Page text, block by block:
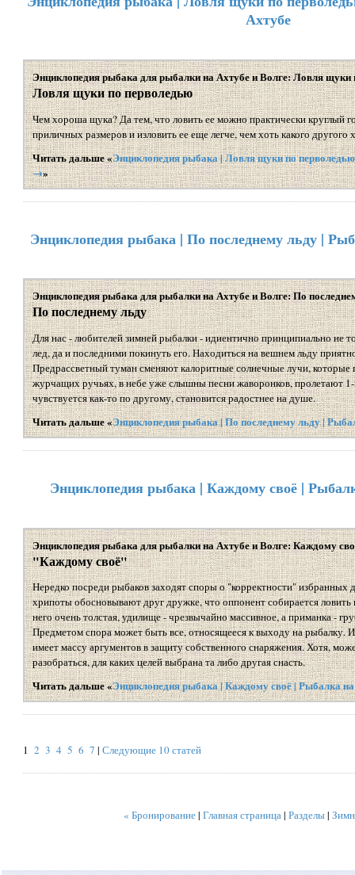
Ахтубе
Энциклопедия рыбака для рыбалки на Ахтубе и Волге: Ловля щуки
Ловля щуки по перволедью
Чем хороша щука? Да тем, что ловить ее можно практически круглый
приличных размеров и изловить ее еще легче, чем хоть какого другого
Читать дальше «Энциклопедия рыбака | Ловля щуки по
→»
Энциклопедия рыбака | По последнему льду |
Энциклопедия рыбака для рыбалки на Ахтубе и Волге: По
По последнему льду
Для нас - любителей зимней рыбалки - идиентично принципиально не
лед, да и последними покинуть его. Находиться на вешнем льду
Предрассветный туман сменяют калоритные солнечные лучи, которые
журчащих ручьях, в небе уже слышны песни жаворонков, пролетают
чувствуется как-то по другому, становится радостнее на душе.
Читать дальше «Энциклопедия рыбака | По последнему льду |
Энциклопедия рыбака | Каждому своё |
Энциклопедия рыбака для рыбалки на Ахтубе и Волге: Каждому
"Каждому своё"
Нередко посреди рыбаков заходят споры о "корректности" избранных
хрипоты обосновывают друг дружке, что оппонент собирается ловить
него очень толстая, удилище - чрезвычайно массивное, а приманка -
Предметом спора может быть все, относящееся к выходу на рыбалку.
имеет массу аргументов в защиту собственного снаряжения. Хотя,
разобраться, для каких целей выбрана та либо другая снасть.
Читать дальше «Энциклопедия рыбака | Каждому своё | Рыбалка
1 2 3 4 5 6 7 | Следующие 10 статей
« Бронирование| Главная страница| Разделы|